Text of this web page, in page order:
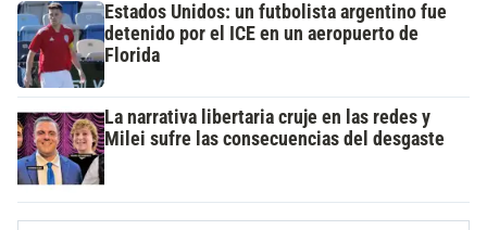
Estados Unidos: un futbolista argentino fue
detenido por el ICE en un aeropuerto de
Florida
La narrativa libertaria cruje en las redes y
Milei sufre las consecuencias del desgaste